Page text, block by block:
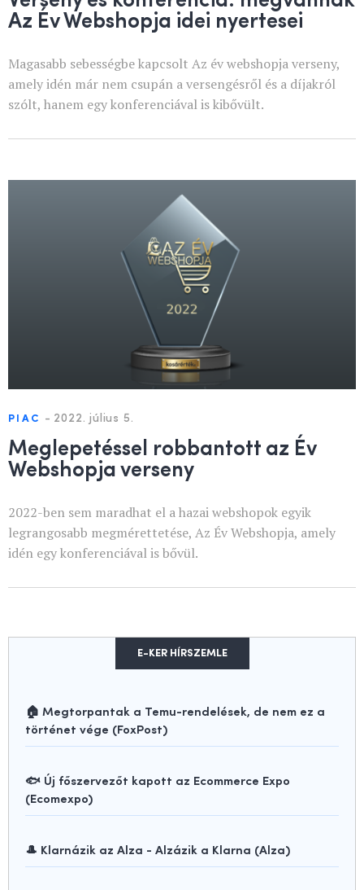
Az Év Webshopja idei nyertesei
Magasabb sebességbe kapcsolt Az év webshopja verseny,
amely idén már nem csupán a versengésről és a díjakról
szólt, hanem egy konferenciával is kibővült.
PIAC - 2022. július 5.
Meglepetéssel robbantott az Év
Webshopja verseny
2022-ben sem maradhat el a hazai webshopok egyik
legrangosabb megmérettetése, Az Év Webshopja, amely
idén egy konferenciával is bővül.
E-KER HÍRSZEMLE
🏠 Megtorpantak a Temu-rendelések, de nem ez a
történet vége (FoxPost)
🐟 Új főszervezőt kapott az Ecommerce Expo
(Ecomexpo)
🎩 Klarnázik az Alza - Alzázik a Klarna (Alza)